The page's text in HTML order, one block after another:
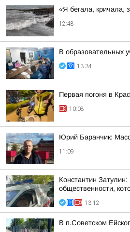
«Я бегала, кричала,
12:48
В образовательных
13:34
Первая погоня в
10:08
Юрий Баранчик:
11:09
Константин
общественности,
13:12
В п.Советском